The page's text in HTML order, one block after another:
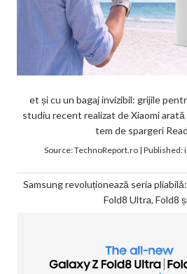
et și cu un bagaj invizibil: grijile
studiu recent realizat de Xiaomi
tem de spargeri
Source:TechnoReport.ro| Published:
Samsung revoluționează seria
Fold8 Ultra, Fold8